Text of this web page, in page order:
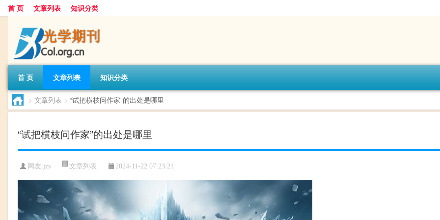
首 页 文章列表 知识分类
首 页 文章列表 知识分类
> 文章列表 > “试把横枝问作家”的出处是哪里
“试把横枝问作家”的出处是哪里
网友:jzs 文章列表 2024-11-22 07:23:21